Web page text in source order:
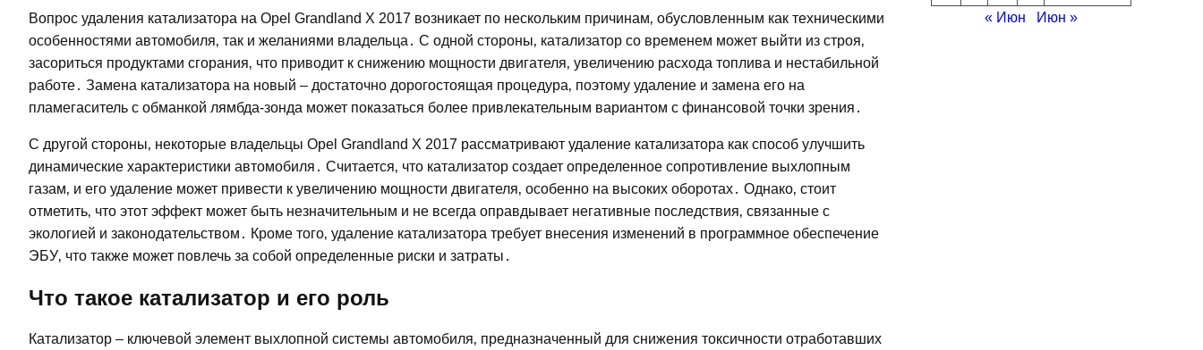
Вопрос удаления катализатора на Opel Grandland X 2017 возникает по нескольким причинам‚ обусловленным как техническими
особенностями автомобиля‚ так и желаниями владельца․ С одной стороны‚ катализатор со временем может выйти из строя‚
засориться продуктами сгорания‚ что приводит к снижению мощности двигателя‚ увеличению расхода топлива и нестабильной
работе․ Замена катализатора на новый – достаточно дорогостоящая процедура‚ поэтому удаление и замена его на
пламегаситель с обманкой лямбда-зонда может показаться более привлекательным вариантом с финансовой точки зрения․
С другой стороны‚ некоторые владельцы Opel Grandland X 2017 рассматривают удаление катализатора как способ улучшить
динамические характеристики автомобиля․ Считается‚ что катализатор создает определенное сопротивление выхлопным
газам‚ и его удаление может привести к увеличению мощности двигателя‚ особенно на высоких оборотах․ Однако‚ стоит
отметить‚ что этот эффект может быть незначительным и не всегда оправдывает негативные последствия‚ связанные с
экологией и законодательством․ Кроме того‚ удаление катализатора требует внесения изменений в программное обеспечение
ЭБУ‚ что также может повлечь за собой определенные риски и затраты․
Что такое катализатор и его роль
Катализатор – ключевой элемент выхлопной системы автомобиля‚ предназначенный для снижения токсичности отработавших
« Июн
Июн »